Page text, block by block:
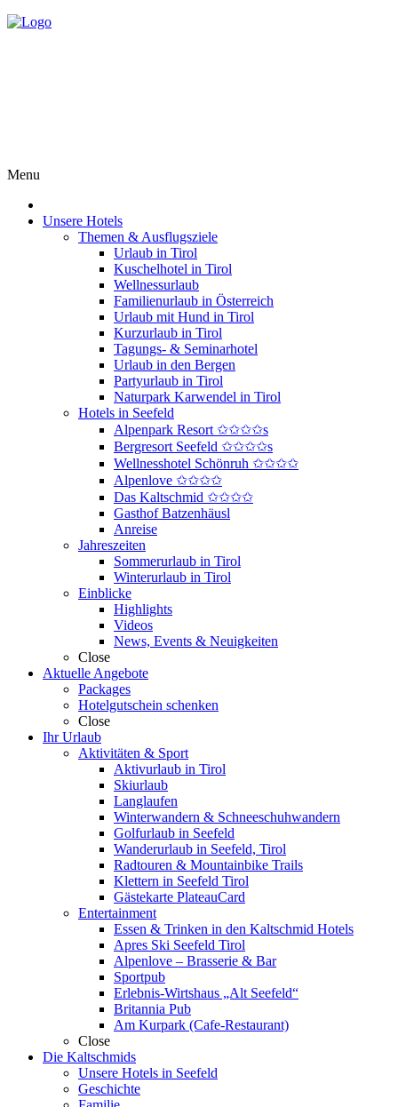
Menu
Unsere Hotels
Themen & Ausflugsziele
Urlaub in Tirol
Kuschelhotel in Tirol
Wellnessurlaub
Familienurlaub in Österreich
Urlaub mit Hund in Tirol
Kurzurlaub in Tirol
Tagungs- & Seminarhotel
Urlaub in den Bergen
Partyurlaub in Tirol
Naturpark Karwendel in Tirol
Hotels in Seefeld
Alpenpark Resort ✩✩✩✩s
Bergresort Seefeld ✩✩✩✩s
Wellnesshotel Schönruh ✩✩✩✩
Alpenlove ✩✩✩✩
Das Kaltschmid ✩✩✩✩
Gasthof Batzenhäusl
Anreise
Jahreszeiten
Sommerurlaub in Tirol
Winterurlaub in Tirol
Einblicke
Highlights
Videos
News, Events & Neuigkeiten
Close
Aktuelle Angebote
Packages
Hotelgutschein schenken
Close
Ihr Urlaub
Aktivitäten & Sport
Aktivurlaub in Tirol
Skiurlaub
Langlaufen
Winterwandern & Schneeschuhwandern
Golfurlaub in Seefeld
Wanderurlaub in Seefeld, Tirol
Radtouren & Mountainbike Trails
Klettern in Seefeld Tirol
Gästekarte PlateauCard
Entertainment
Essen & Trinken in den Kaltschmid Hotels
Apres Ski Seefeld Tirol
Alpenlove – Brasserie & Bar
Sportpub
Erlebnis-Wirtshaus „Alt Seefeld“
Britannia Pub
Am Kurpark (Cafe-Restaurant)
Close
Die Kaltschmids
Unsere Hotels in Seefeld
Geschichte